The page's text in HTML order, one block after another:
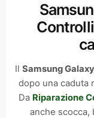
Il Samsung
dopo una caduta
Da Riparazione
anche scocca,